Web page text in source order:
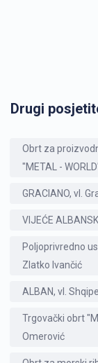
Drugi
Obrt za
"METAL -
GRACIANO, vl.
VIJEĆE
Poljoprivredno
Zlatko Ivančić
ALBAN, vl.
Trgovački obrt
Omerović